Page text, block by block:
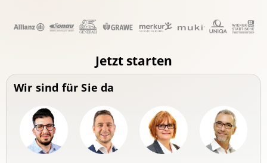
Jetzt starten
Wir sind für Sie da